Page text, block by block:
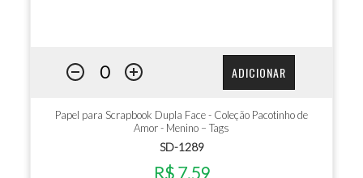
ADICIONAR
Papel para Scrapbook Dupla Face - Coleção Pacotinho de
Amor - Menino – Tags
SD-1289
R$ 7,59